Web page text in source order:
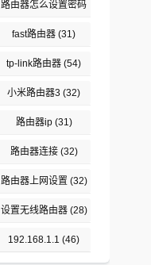
路由器怎么设置密码
(29)
fast路由器 (31)
tp-link路由器 (54)
小米路由器3 (32)
路由器ip(31)
路由器连接(32)
路由器上网设置 (32)
设置无线路由器(28)
192.168.1.1 (46)